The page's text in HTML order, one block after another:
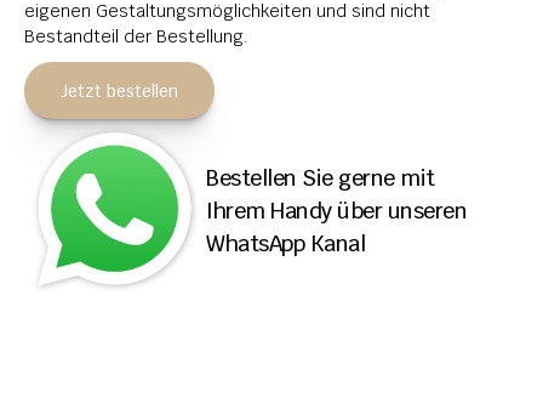
URNENANLAGEN
LEUCHTGRABMALE
KONTAKT
ADRESSEN NIEDERLASSUNGEN
ÖFFNUNGSZEITEN
eigenen Gestaltungsmöglichkeiten und sind nicht
Bestandteil der Bestellung.
Jetzt bestellen
Bestellen Sie gerne mit
Ihrem Handy über unseren
WhatsApp Kanal